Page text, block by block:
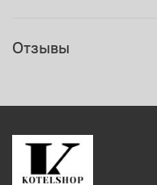
Отзывы